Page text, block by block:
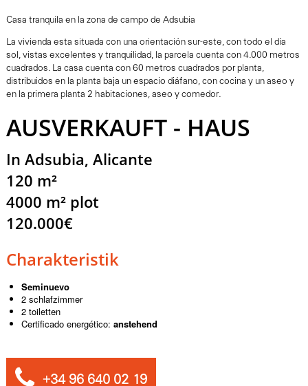
Casa tranquila en la zona de campo de Adsubia
La vivienda esta situada con una orientación sur-este, con todo el día
sol, vistas excelentes y tranquilidad, la parcela cuenta con 4.000 metros
cuadrados. La casa cuenta con 60 metros cuadrados por planta,
distribuidos en la planta baja un espacio diáfano, con cocina y un aseo y
en la primera planta 2 habitaciones, aseo y comedor.
AUSVERKAUFT - HAUS
In Adsubia, Alicante
120 m²
4000 m² plot
120.000€
Charakteristik
Seminuevo
2 schlafzimmer
2 toiletten
Certificado energético:anstehend
+34 96 640 02 19